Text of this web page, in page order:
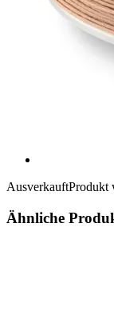
AusverkauftProdukt
Ähnliche